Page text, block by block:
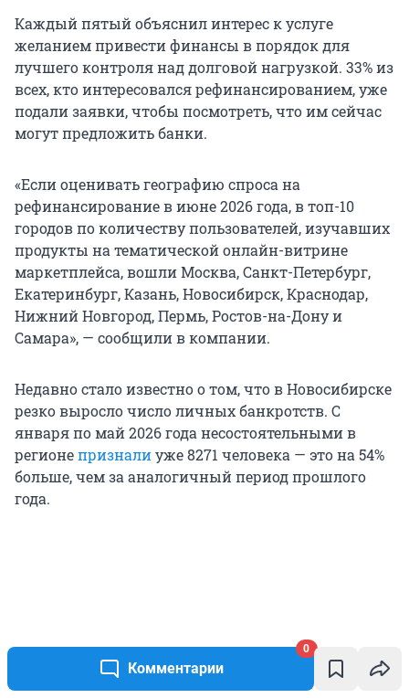
Комментарии
0
Каждый пятый объяснил интерес к услуге
желанием привести финансы в порядок для
лучшего контроля над долговой нагрузкой. 33% из
всех, кто интересовался рефинансированием, уже
подали заявки, чтобы посмотреть, что им сейчас
могут предложить банки.
«Если оценивать географию спроса на
рефинансирование в июне 2026 года, в топ-10
городов по количеству пользователей, изучавших
продукты на тематической онлайн-витрине
маркетплейса, вошли Москва, Санкт-Петербург,
Екатеринбург, Казань, Новосибирск, Краснодар,
Нижний Новгород, Пермь, Ростов-на-Дону и
Самара», — сообщили в компании.
Недавно стало известно о том, что в Новосибирске
резко выросло число личных банкротств. С
января по май 2026 года несостоятельными в
регионепризналиуже 8271 человека — это на 54%
больше, чем за аналогичный период прошлого
года.